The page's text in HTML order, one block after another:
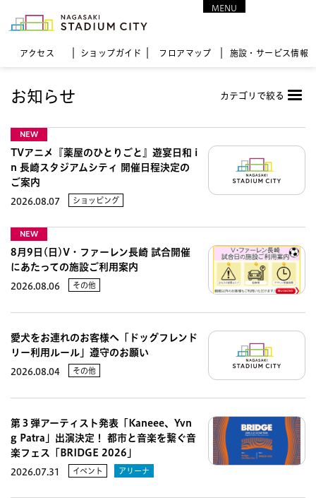
アクセス ショップガイド フロア マップ 施設・サービス情報
MENU
お知らせ カテゴリで絞る
NEW
TVアニメ『薬屋のひとりごと』遊宴日和 i
n 長崎スタジアムシティ 開催日程決定の
ご案内
2026.08.07 ショッピング
NEW
8月9日(日)V・ファーレン長崎 試合開催
にあたっての施設ご利用案内
2026.08.06 その他
愛犬をお連れのお客様へ「ドッグフレンド
リー利用ルール」遵守のお願い
2026.08.04 その他
第３弾アーティスト発表「Kaneee、Yvn
g Patra」出演決定！ 都市と音楽を繋ぐ音
楽フェス「BRIDGE 2026」
2026.07.31 イベント アリーナ